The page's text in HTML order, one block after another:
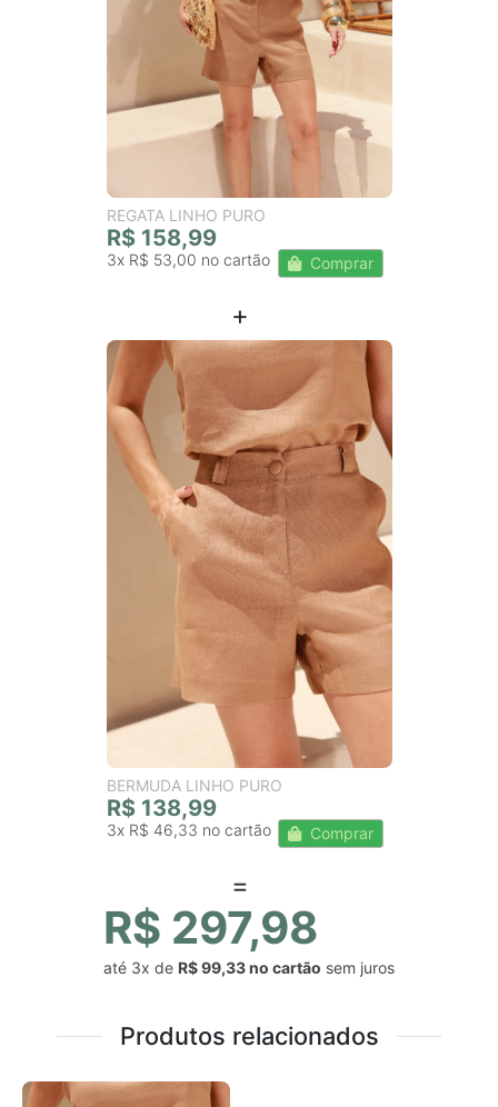
REGATA LINHO PURO
R$ 158,99
3x R$ 53,00 Comprar
BERMUDA LINHO PURO
R$ 138,99
3x R$ 46,33 Comprar
R$ 297,98
até 3x de R$ 99,33 sem juros
Produtos relacionados